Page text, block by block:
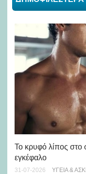
Το κρυφό λίπος στο
εγκέφαλο
31-07-2026 ΥΓΕΊΑ &